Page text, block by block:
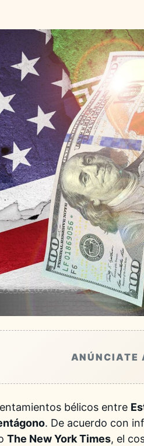
ANÚNCIATE
bélicos entre
. De acuerdo con
The New York Times, el